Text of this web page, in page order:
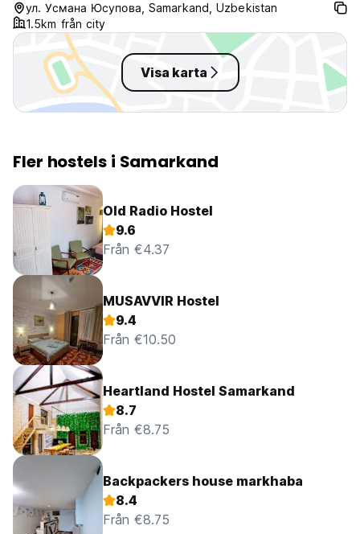
ул. Усмана Юсупова, Samarkand, Uzbekistan
1.5km från city
Visa karta
Fler hostels i Samarkand
Old Radio Hostel
9.6
Från €4.37
MUSAVVIR Hostel
9.4
Från €10.50
Heartland Hostel Samarkand
8.7
Från €8.75
Backpackers house markhaba
8.4
Från €8.75